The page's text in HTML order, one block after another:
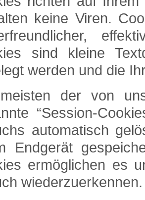
keine Viren.
sind kleine
werden und die
der von
“Session-
automatisch
Endgerät
ermöglichen es
wiederzuerkennen.